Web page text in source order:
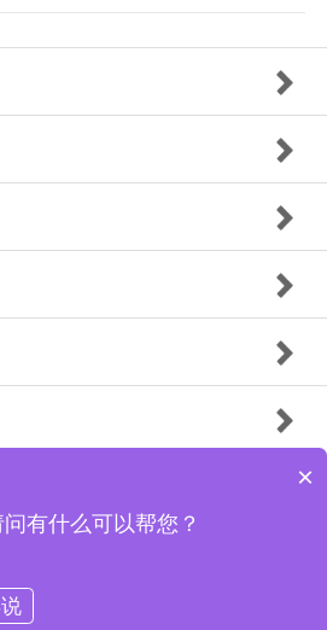
济南东盛建材有限公司 版权所有
ICP备2021022171号-1
×
有什么可以帮您？